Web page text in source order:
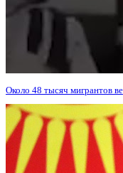
Около 48 тысяч мигрантов